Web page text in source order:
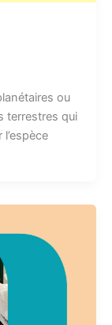
ou
terrestres qui